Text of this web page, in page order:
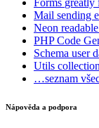
Forms greatly
Mail sending
Neon
PHP Code
Schema user
Utils
…seznam
Nápověda a podpora